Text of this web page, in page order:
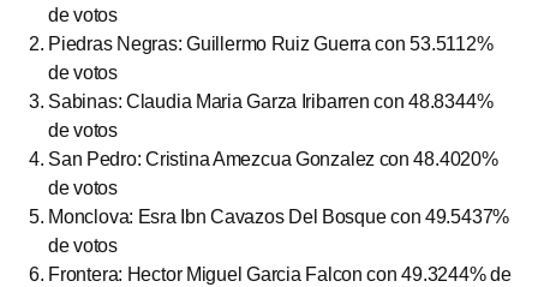
de votos
Piedras Negras: Guillermo Ruiz Guerra con 53.5112%
de votos
Sabinas: Claudia Maria Garza Iribarren con 48.8344%
de votos
San Pedro: Cristina Amezcua Gonzalez con 48.4020%
de votos
Monclova: Esra Ibn Cavazos Del Bosque con 49.5437%
de votos
Frontera: Hector Miguel Garcia Falcon con 49.3244% de